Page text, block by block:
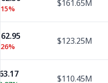
$161.65M
$123.25M
$110.45M